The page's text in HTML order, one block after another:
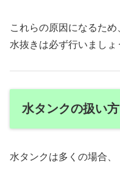
これらの原因になるため
水抜きは必ず行いましょ
水タンクの扱い方
水タンクは多くの場合、